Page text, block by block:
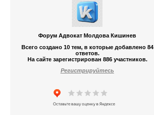
Форум Адвокат Молдова Кишинев
Всего создано 10 тем, в которые добавлено 84
ответов.
На сайте зарегистрирован 886 участников.
Регистрируйтесь